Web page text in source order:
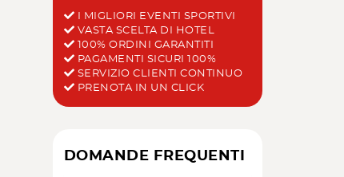
I MIGLIORI EVENTI SPORTIVI
VASTA SCELTA DI HOTEL
100% ORDINI GARANTITI
PAGAMENTI SICURI 100%
SERVIZIO CLIENTI CONTINUO
PRENOTA IN UN CLICK
DOMANDE FREQUENTI